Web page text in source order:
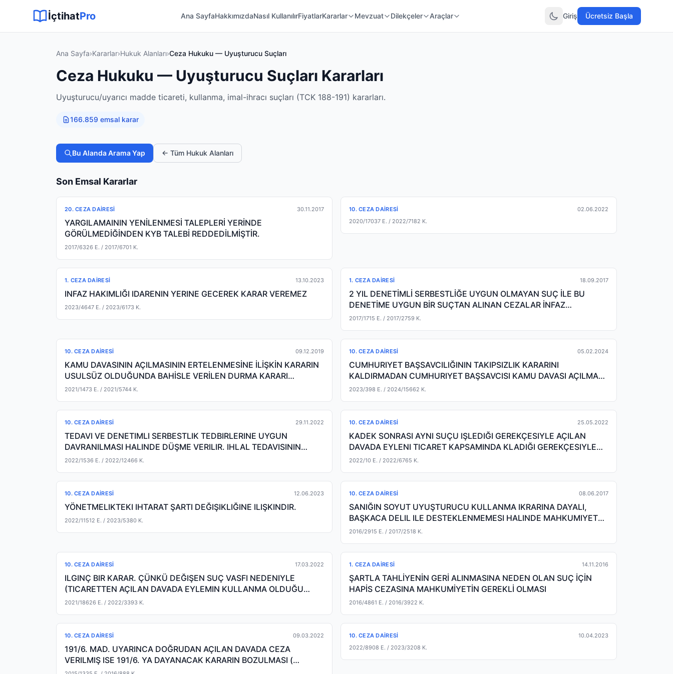
İçtihatPro Ana SayfaHakkımızdaNasıl KullanılırFiyatlarKararlar Mevzuat Dilekçeler Araçlar Giriş Ücretsiz Başla
Ana Sayfa›Kararlar›Hukuk Alanları›Ceza Hukuku — Uyuşturucu Suçları
Ceza Hukuku — Uyuşturucu Suçları Kararları
Uyuşturucu/uyarıcı madde ticareti, kullanma, imal-ihracı suçları (TCK 188-191) kararları.
166.859 emsal karar
Bu Alanda Arama Yap ← Tüm Hukuk Alanları
Son Emsal Kararlar
20. CEZA DAIRESI 30.11.2017
YARGILAMAININ YENİLENMESİ TALEPLERİ YERİNDE
GÖRÜLMEDİĞİNDEN KYB TALEBİ REDDEDİLMİŞTİR.
2017/6326 E. / 2017/6701 K.
10. CEZA DAIRESI
02.06.2022
2020/17037 E. / 2022/7182 K.
1. CEZA DAIRESI 13.10.2023
INFAZ HAKIMLIĞI IDARENIN YERINE GECEREK KARAR VEREMEZ
2023/4647 E. / 2023/6173 K.
1. CEZA DAIRESI 18.09.2017
2 YIL DENETİMLİ SERBESTLİĞE UYGUN OLMAYAN SUÇ İLE BU
DENETİME UYGUN BİR SUÇTAN ALINAN CEZALAR İNFAZ
EDİLDİĞİNDE 2 YIL DE
2017/1715 E. / 2017/2759 K.
10. CEZA DAIRESI 09.12.2019
KAMU DAVASININ AÇILMASININ ERTELENMESİNE İLİŞKİN KARARIN
USULSÜZ OLDUĞUNDA BAHİSLE VERİLEN DURMA KARARI
SONRASINDA, ŞÜHP
2021/1473 E. / 2021/5744 K.
10. CEZA DAIRESI 05.02.2024
CUMHURIYET BAŞSAVCILIĞININ TAKIPSIZLIK KARARINI
KALDIRMADAN CUMHURIYET BAŞSAVCISI KAMU DAVASI AÇILMASI
IÇIN YETERLI DELI
2023/398 E. / 2024/15662 K.
10. CEZA DAIRESI 29.11.2022
TEDAVI VE DENETIMLI SERBESTLIK TEDBIRLERINE UYGUN
DAVRANILMASI HALINDE DÜŞME VERILIR. IHLAL TEDAVISININ
TAMAMLANMASINDAN
2022/1536 E. / 2022/12466 K.
10. CEZA DAIRESI 25.05.2022
KADEK SONRASI AYNI SUÇU IŞLEDIĞI GEREKÇESIYLE AÇILAN
DAVADA EYLENI TICARET KAPSAMINDA KLADIĞI GEREKÇESIYLE
KARAR VERILME
2022/10 E. / 2022/6765 K.
10. CEZA DAIRESI 12.06.2023
YÖNETMELIKTEKI IHTARAT ŞARTI DEĞIŞIKLIĞINE ILIŞKINDIR.
2022/11512 E. / 2023/5380 K.
10. CEZA DAIRESI 08.06.2017
SANIĞIN SOYUT UYUŞTURUCU KULLANMA IKRARINA DAYALI,
BAŞKACA DELIL ILE DESTEKLENMEMESI HALINDE MAHKUMIYET
VERILMEZ.
2016/2915 E. / 2017/2518 K.
10. CEZA DAIRESI 17.03.2022
ILGINÇ BIR KARAR. ÇÜNKÜ DEĞIŞEN SUÇ VASFI NEDENIYLE
(TICARETTEN AÇILAN DAVADA EYLEMIN KULLANMA OLDUĞU
ANLAŞILDIĞINDAN )
2021/18626 E. / 2022/3393 K.
1. CEZA DAIRESI 14.11.2016
ŞARTLA TAHLİYENİN GERİ ALINMASINA NEDEN OLAN SUÇ İÇİN
HAPİS CEZASINA MAHKUMİYETİN GEREKLİ OLMASI
2016/4861 E. / 2016/3922 K.
10. CEZA DAIRESI 09.03.2022
191/6. MAD. UYARINCA DOĞRUDAN AÇILAN DAVADA CEZA
VERILMIŞ ISE 191/6. YA DAYANACAK KARARIN BOZULMASI (
KADEK'IN USULE UYG
10. CEZA DAIRESI
10.04.2023
2022/8908 E. / 2023/3208 K.